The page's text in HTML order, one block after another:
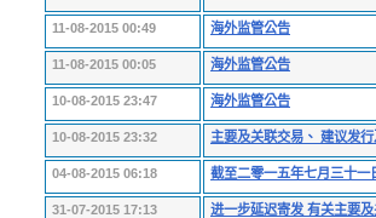
11-08-2015 00:49 海外监管公告
11-08-2015 00:05 海外监管公告
10-08-2015 23:47 海外监管公告
10-08-2015 23:32 主要及关联交易、 建议发
04-08-2015 06:18 截至二零一五年七月三十一
31-07-2015 17:13 进一步延迟寄发 有关主要